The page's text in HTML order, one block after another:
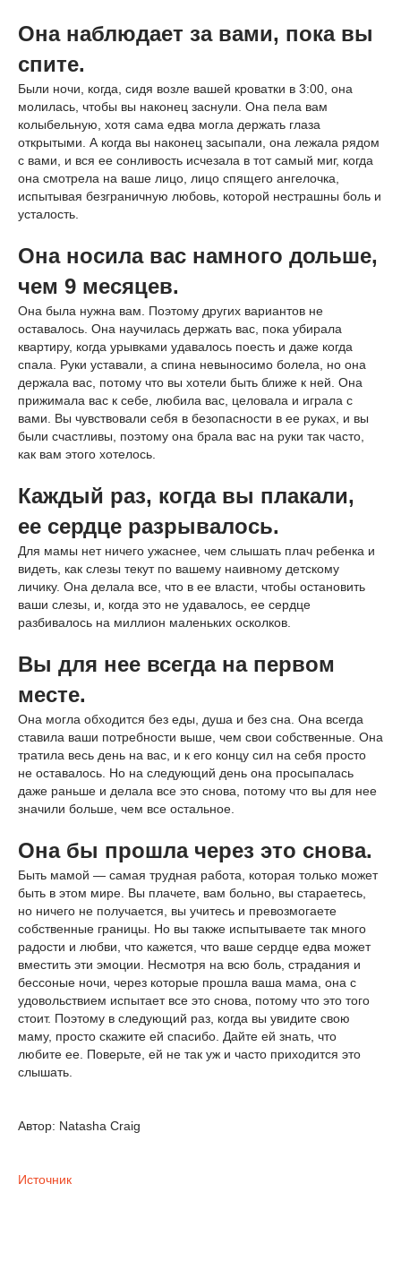
Она наблюдает за вами, пока вы
спите.
Были ночи, когда, сидя возле вашей кроватки в 3:00, она
молилась, чтобы вы наконец заснули. Она пела вам
колыбельную, хотя сама едва могла держать глаза
открытыми. А когда вы наконец засыпали, она лежала рядом
с вами, и вся ее сонливость исчезала в тот самый миг, когда
она смотрела на ваше лицо, лицо спящего ангелочка,
испытывая безграничную любовь, которой нестрашны боль и
усталость.
Она носила вас намного дольше,
чем 9 месяцев.
Она была нужна вам. Поэтому других вариантов не
оставалось. Она научилась держать вас, пока убирала
квартиру, когда урывками удавалось поесть и даже когда
спала. Руки уставали, а спина невыносимо болела, но она
держала вас, потому что вы хотели быть ближе к ней. Она
прижимала вас к себе, любила вас, целовала и играла с
вами. Вы чувствовали себя в безопасности в ее руках, и вы
были счастливы, поэтому она брала вас на руки так часто,
как вам этого хотелось.
Каждый раз, когда вы плакали,
ее сердце разрывалось.
Для мамы нет ничего ужаснее, чем слышать плач ребенка и
видеть, как слезы текут по вашему наивному детскому
личику. Она делала все, что в ее власти, чтобы остановить
ваши слезы, и, когда это не удавалось, ее сердце
разбивалось на миллион маленьких осколков.
Вы для нее всегда на первом
месте.
Она могла обходится без еды, душа и без сна. Она всегда
ставила ваши потребности выше, чем свои собственные. Она
тратила весь день на вас, и к его концу сил на себя просто
не оставалось. Но на следующий день она просыпалась
даже раньше и делала все это снова, потому что вы для нее
значили больше, чем все остальное.
Она бы прошла через это снова.
Быть мамой — самая трудная работа, которая только может
быть в этом мире. Вы плачете, вам больно, вы стараетесь,
но ничего не получается, вы учитесь и превозмогаете
собственные границы. Но вы также испытываете так много
радости и любви, что кажется, что ваше сердце едва может
вместить эти эмоции. Несмотря на всю боль, страдания и
бессоные ночи, через которые прошла ваша мама, она с
удовольствием испытает все это снова, потому что это того
стоит. Поэтому в следующий раз, когда вы увидите свою
маму, просто скажите ей спасибо. Дайте ей знать, что
любите ее. Поверьте, ей не так уж и часто приходится это
слышать.
Автор: Natasha Craig
Источник